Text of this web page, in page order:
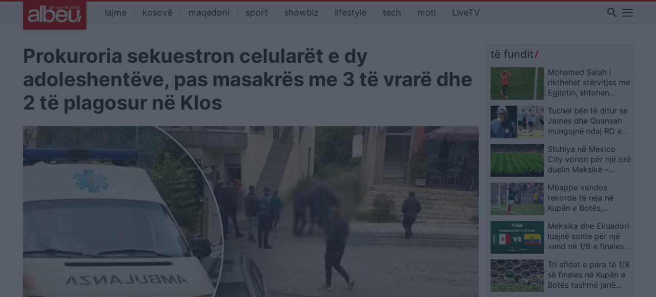
lajme kosovë maqedoni sport showbiz lifestyle tech moti LiveTV search
Prokuroria sekuestron celularët e dy
adoleshentëve, pas masakrës me 3 të vrarë dhe
2 të plagosur në Klos
të fundit
Mohamed Salah i
rikthehet stërvitjes me
Egjiptin, shtohen
ndaj Australisë
Tuchel bën të ditur se
James dhe Quansah
mungojnë ndaj RD e
Stuhiya në Mexico
City vonon për një orë
duelin Meksikë –
Mbappe vendos
rekorde të reja në
Kupën e Botës,
emra legjendarë
Meksika dhe Ekuadori
luajnë sonte për një
vend në 1/8 e finales,
formacionet zyrtare
Tri sfidat e para të 1/8
së finales në Kupën e
Botës tashmë janë